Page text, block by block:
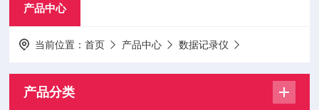
产品中心
当前位置：首页 产品中心 数据记录仪
产品分类